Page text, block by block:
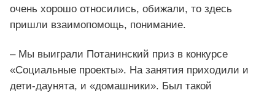
очень хорошо относились, обижали, то здесь
пришли взаимопомощь, понимание.
– Мы выиграли Потанинский приз в конкурсе
«Социальные проекты». На занятия приходили и
дети-даунята, и «домашники». Был такой